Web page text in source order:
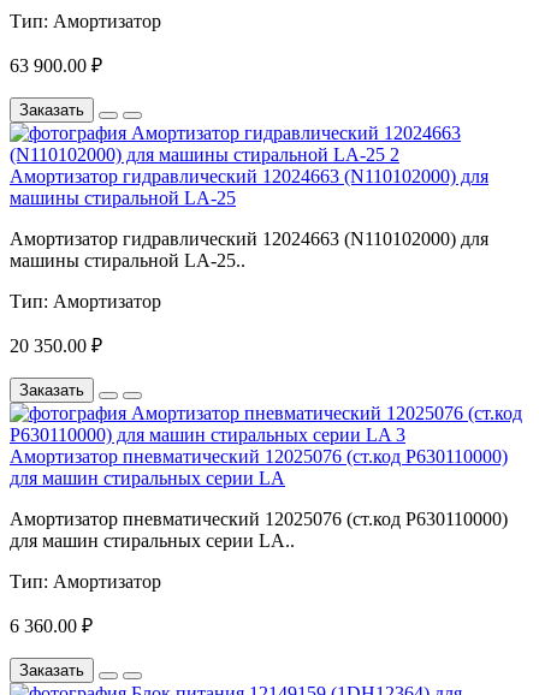
Тип: Амортизатор
63 900.00 ₽
Заказать
Амортизатор гидравлический 12024663 (N110102000) для
машины стиральной LA-25
Амортизатор гидравлический 12024663 (N110102000) для
машины стиральной LA-25..
Тип: Амортизатор
20 350.00 ₽
Заказать
Амортизатор пневматический 12025076 (ст.код P630110000)
для машин стиральных серии LA
Амортизатор пневматический 12025076 (ст.код P630110000)
для машин стиральных серии LA..
Тип: Амортизатор
6 360.00 ₽
Заказать